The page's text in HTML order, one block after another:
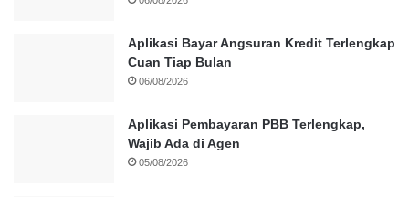
Aplikasi Bayar Angsuran Kredit Terlengkap
Cuan Tiap Bulan
06/08/2026
Aplikasi Pembayaran PBB Terlengkap,
Wajib Ada di Agen
05/08/2026